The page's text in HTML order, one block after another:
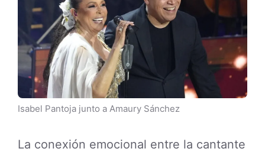
Isabel Pantoja junto a Amaury Sánchez
La conexión emocional entre la cantante